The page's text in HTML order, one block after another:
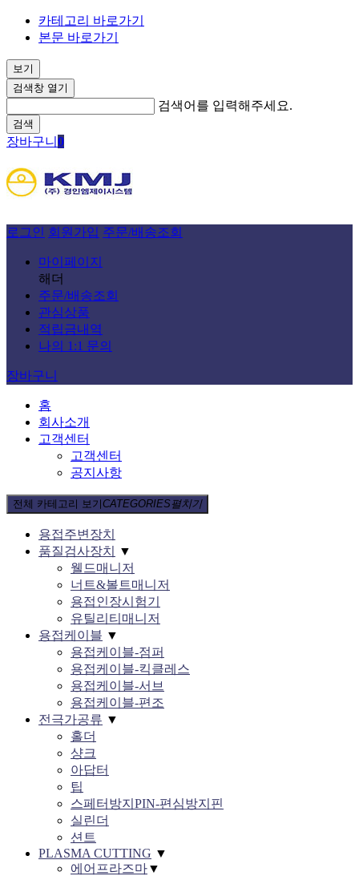
카테고리 바로가기
본문 바로가기
보기
검색창 열기
검색어를 입력해주세요.
검색
장바구니 0
로그인 회원가입 주문/배송조회
마이페이지
해더
주문/배송조회
관심상품
적립금내역
나의 1:1 문의
장바구니
홈
회사소개
고객센터
고객센터
공지사항
전체 카테고리 보기 CATEGORIES펼치기
용접주변장치
품질검사장치
▼
웰드매니저
너트&볼트매니저
용접인장시험기
유틸리티매니저
용접케이블 ▼
용접케이블-점퍼
용접케이블-킥클레스
용접케이블-서브
용접케이블-편조
전극가공류 ▼
홀더
샹크
아답터
팁
스페터방지PIN-편심방지핀
실린더
션트
PLASMA CUTTING ▼
에어프라즈마▼